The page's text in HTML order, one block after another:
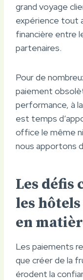
grand voyage
expérience tout
financière entre
partenaires.
Pour de
paiement
performance, à
est temps
office le même
nous apportons
Les défis
les
en
Les paiements
que créer de la
érodent la